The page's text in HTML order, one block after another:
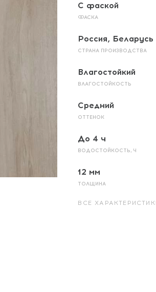
С фаской
ФАСКА
Россия, Беларусь
СТРАНА ПРОИЗВОДСТВА
Влагостойкий
ВЛАГОСТОЙКОСТЬ
Средний
ОТТЕНОК
До 4 ч
ВОДОСТОЙКОСТЬ, Ч
12 мм
ТОЛЩИНА
ВСЕ